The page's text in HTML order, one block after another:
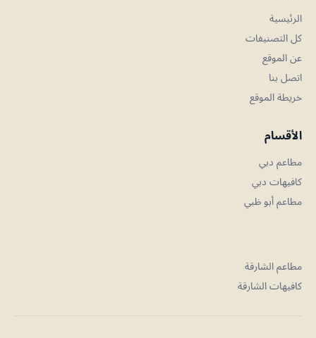
الرئيسية
كل التصنيفات
عن الموقع
اتصل بنا
خريطة الموقع
الأقسام
مطاعم دبي
كافيهات دبي
مطاعم أبو ظبي
مطاعم الشارقة
كافيهات الشارقة